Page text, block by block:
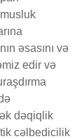
əsasını və
edir və
dəqiqlik
cəlbedicilik